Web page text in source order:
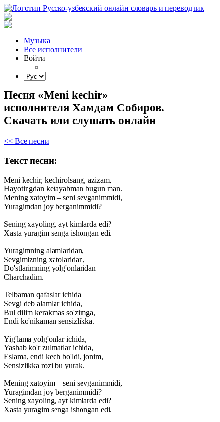
Музыка
Все исполнители
Войти
Песня «Meni kechir»
исполнителя Хамдам Собиров.
Скачать или слушать онлайн
<< Все песни
Текст песни:
Meni kechir, kechirolsang, azizam,
Hayotingdan ketayabman bugun man.
Mening xatoyim – seni sevganimmidi,
Yuragimdan joy berganimmidi?
Sening xayoling, ayt kimlarda edi?
Xasta yuragim senga ishongan edi.
Yuragimning alamlaridan,
Sevgimizning xatolaridan,
Do'stlarimning yolg'onlaridan
Charchadim.
Telbaman qafaslar ichida,
Sevgi deb alamlar ichida,
Bul dilim kerakmas so'zimga,
Endi ko'nikaman sensizlikka.
Yig'lama yolg'onlar ichida,
Yashab ko'r zulmatlar ichida,
Eslama, endi kech bo'ldi, jonim,
Sensizlikka rozi bu yurak.
Mening xatoyim – seni sevganimmidi,
Yuragimdan joy berganimmidi?
Sening xayoling, ayt kimlarda edi?
Xasta yuragim senga ishongan edi.